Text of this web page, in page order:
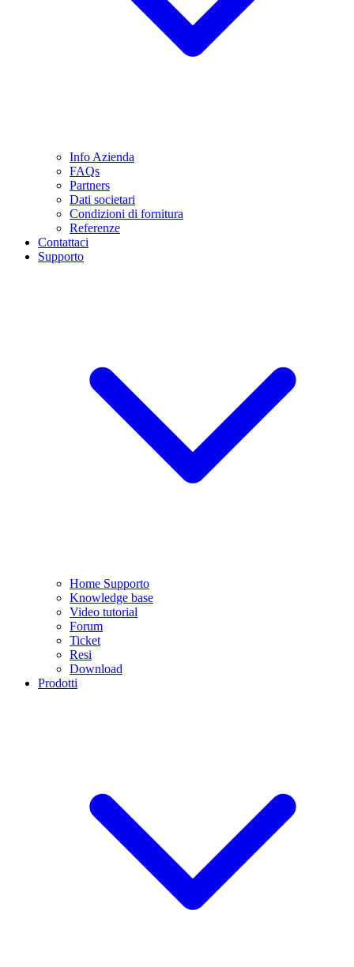
Info Azienda
FAQs
Partners
Dati societari
Condizioni di fornitura
Referenze
Contattaci
Supporto
Home Supporto
Knowledge base
Video tutorial
Forum
Ticket
Resi
Download
Prodotti